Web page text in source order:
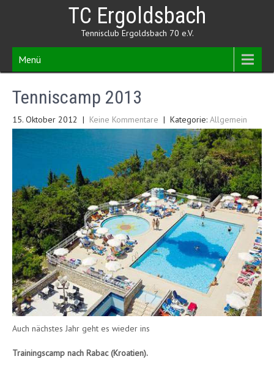
TC Ergoldsbach
Tennisclub Ergoldsbach 70 e.V.
Menü
Tenniscamp 2013
15. Oktober 2012 | Keine Kommentare | Kategorie: Allgemein
Auch nächstes Jahr geht es wieder ins
Trainingscamp nach Rabac (Kroatien).